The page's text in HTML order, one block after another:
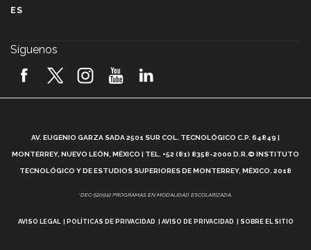
2026! (video)
¿Cómo es el Modelo Educativo Tec? (video)
Vida Tec: Feminismo e Inteligencia Artificial, Paola
ES
Síguenos
AV. EUGENIO GARZA SADA 2501 SUR COL. TECNOLÓGICO C.P. 64849 |
MONTERREY, NUEVO LEÓN, MÉXICO | TEL. +52 (81) 8358-2000 D.R.© INSTITUTO
TECNOLÓGICO Y DE ESTUDIOS SUPERIORES DE MONTERREY, MÉXICO. 2018
*DEC-520912 PROGRAMAS EN MODALIDAD ESCOLARIZADA.
AVISO LEGAL POLÍTICAS DE PRIVACIDAD AVISO DE PRIVACIDAD SOBRE EL SITIO